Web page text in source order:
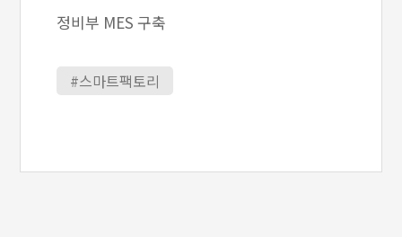
정비부 MES 구축
#스마트팩토리